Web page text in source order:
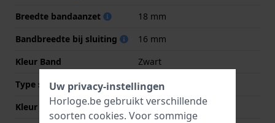
Breedte bandaanzet
18 mm
Bandbreedte bij sluiting
16 mm
Kleur Band
Zwart
Type sluiting
Geen
Kleur sluiting
NVT
Uw privacy-instellingen
Horloge.be gebruikt verschillende
soorten cookies. Voor sommige